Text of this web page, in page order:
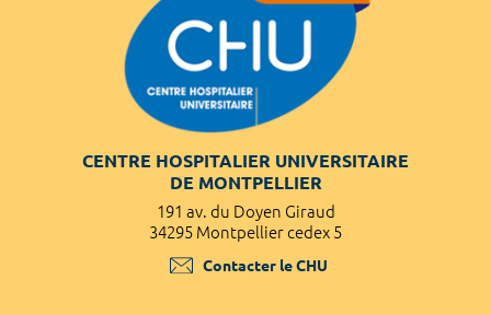
CENTRE HOSPITALIER UNIVERSITAIRE
DE MONTPELLIER
191 av. du Doyen Giraud
34295 Montpellier cedex 5
Contacter le CHU